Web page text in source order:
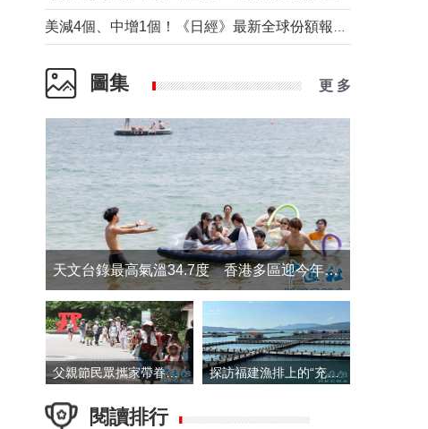
圖集 更 多
天文台錄最高氣溫34.7度 香港多區迎今年最熱一天
父親節民眾攜家帶眷出遊 探訪福建漁排上的“充電寶”
閱讀排行